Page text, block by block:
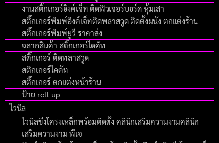
งานสติ๊กเกอร์อิงค์เจ็ท ติดฟิวเจอร์บอร์ด หุ้มเสา
สติ๊กเกอร์พิมพ์อิงค์เจ็ทติดพลาสวูด ติดตั้งผนัง ตกแต่งร้าน
สติ๊กเกอร์พิมพ์ยูวี ราคาส่ง
ฉลากสินค้า สติ๊กเกอร์ไดคัท
สติ๊กเกอร์ ติดพลาสวูด
สติกเกอร์ไดคัท
สติ๊กเกอร์ ตกแต่งหน้าร้าน
ป้าย roll up
ไวนิล
ไวนิลขึงโครงเหล็กพร้อมติดตั้ง คลินิกเสริมความงามคลินิก
เสริมความงาม พีเจ